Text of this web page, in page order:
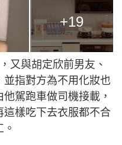
+19
又與胡定欣前男友、
指對方為不用化妝也
駕跑車做司機接載，
樣吃下去衣服都不合